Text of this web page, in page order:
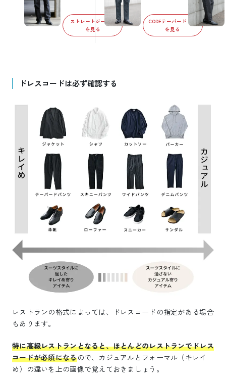
ストレートジーンズ
を見る
CODEテーパード デニム
を見る
ドレスコードは必ず確認する
レストランの格式によっては、ドレスコードの指定がある場合
もあります。
特に高級レストランとなると、ほとんどのレストランでドレス
コードが必須になるので、カジュアルとフォーマル（キレイ
め）の違いを上の画像で覚えておきましょう。